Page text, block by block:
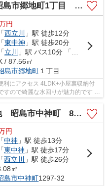
郷地町1丁目 全1棟
円
「西立川
」駅 徒歩12分
「東中神 」駅 徒歩20分
「立川
」駅 バス10分 「西郷地」 停歩5分
/ 87.56㎡
島市郷地町１丁目
利にアクセス 4LDK+小屋裏収納付
ので綺麗な水回りが魅力的です ゆ
らせます
市中神町 8期 全1区画
円
「中神 」駅 徒歩13分
「東中神 」駅 徒歩17分
「西立川
」駅 徒歩26分
㎡
島市中神町1297-32